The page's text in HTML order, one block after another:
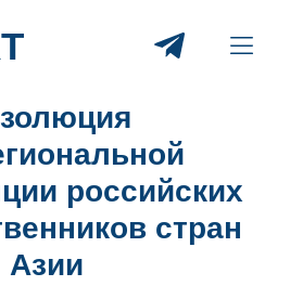
российских
стран
Азии